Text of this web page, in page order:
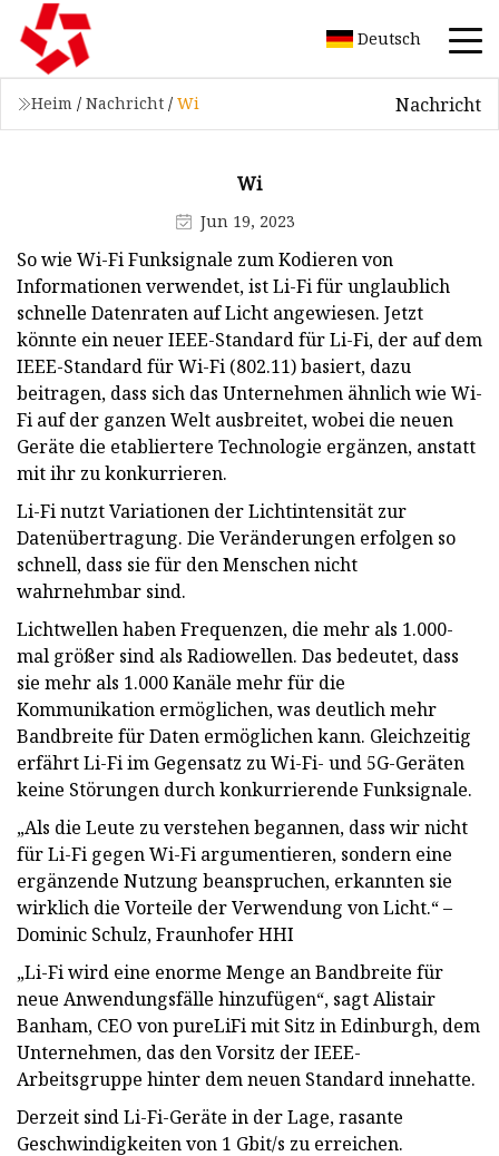
Deutsch
Heim / Nachricht / Wi Nachricht
Wi
Jun 19, 2023
So wie Wi-Fi Funksignale zum Kodieren von
Informationen verwendet, ist Li-Fi für unglaublich
schnelle Datenraten auf Licht angewiesen. Jetzt
könnte ein neuer IEEE-Standard für Li-Fi, der auf dem
IEEE-Standard für Wi-Fi (802.11) basiert, dazu
beitragen, dass sich das Unternehmen ähnlich wie Wi-
Fi auf der ganzen Welt ausbreitet, wobei die neuen
Geräte die etabliertere Technologie ergänzen, anstatt
mit ihr zu konkurrieren.
Li-Fi nutzt Variationen der Lichtintensität zur
Datenübertragung. Die Veränderungen erfolgen so
schnell, dass sie für den Menschen nicht
wahrnehmbar sind.
Lichtwellen haben Frequenzen, die mehr als 1.000-
mal größer sind als Radiowellen. Das bedeutet, dass
sie mehr als 1.000 Kanäle mehr für die
Kommunikation ermöglichen, was deutlich mehr
Bandbreite für Daten ermöglichen kann. Gleichzeitig
erfährt Li-Fi im Gegensatz zu Wi-Fi- und 5G-Geräten
keine Störungen durch konkurrierende Funksignale.
„Als die Leute zu verstehen begannen, dass wir nicht
für Li-Fi gegen Wi-Fi argumentieren, sondern eine
ergänzende Nutzung beanspruchen, erkannten sie
wirklich die Vorteile der Verwendung von Licht.“ –
Dominic Schulz, Fraunhofer HHI
„Li-Fi wird eine enorme Menge an Bandbreite für
neue Anwendungsfälle hinzufügen“, sagt Alistair
Banham, CEO von pureLiFi mit Sitz in Edinburgh, dem
Unternehmen, das den Vorsitz der IEEE-
Arbeitsgruppe hinter dem neuen Standard innehatte.
Derzeit sind Li-Fi-Geräte in der Lage, rasante
Geschwindigkeiten von 1 Gbit/s zu erreichen.